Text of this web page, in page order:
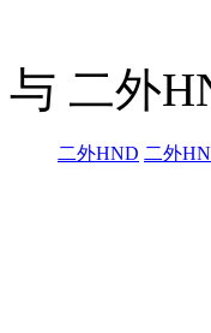
与 二外
二外HND 二外